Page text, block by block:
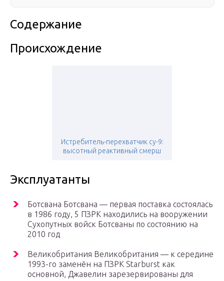
Содержание
Происхождение
Истребитель-перехватчик су-9:
высотный реактивный смерш
Эксплуатанты
Ботсвана Ботсвана — первая поставка состоялась
в 1986 году, 5 ПЗРК находились на вооружении
Сухопутных войск Ботсваны по состоянию на
2010 год
Великобритания Великобритания — к середине
1993-го заменён на ПЗРК Starburst как
основной, Джавелин зарезервированы для